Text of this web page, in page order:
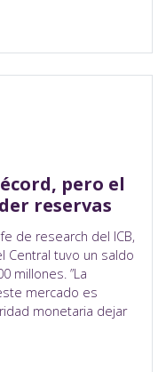
pero el
reservas
de research del ICB,
Central tuvo un saldo
millones. ”La
mercado es
monetaria dejar